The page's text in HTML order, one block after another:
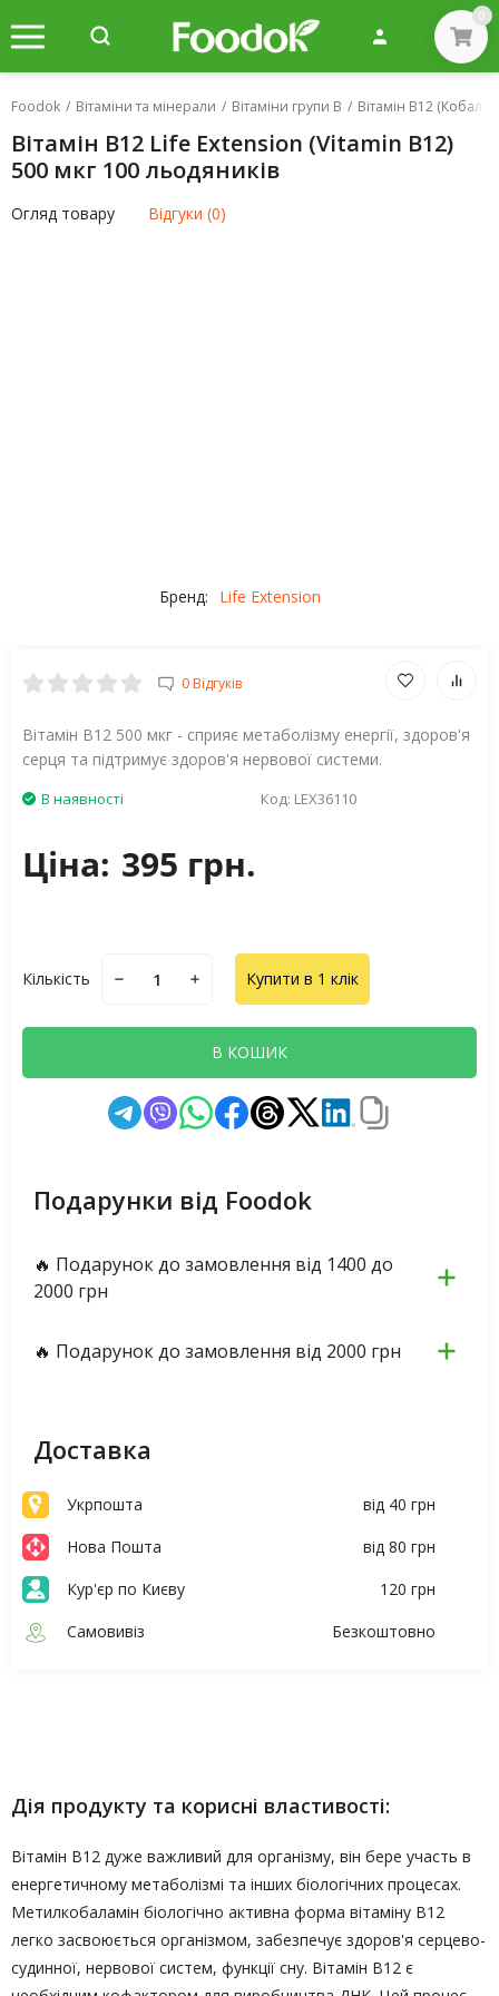
0
Foodok / Вітаміни та мінерали / Вітаміни групи B / Вітамін B12
Вітамін В12 Life Extension (Vitamin B12)
500 мкг 100 льодяників
Огляд товару Відгуки (0)
Бренд: Life Extension
0 Відгуків
Вітамін B12 500 мкг - сприяє метаболізму енергії, здоров'я
серця та підтримує здоров'я нервової системи.
В наявності Код: LEX36110
Ціна: 395 грн.
Кількість Купити в 1 клік
В КОШИК
Подарунки від Foodok
🔥 Подарунок до замовлення від 1400 до
2000 грн
🔥 Подарунок до замовлення від 2000 грн
Доставка
Укрпошта
від 40 грн
Нова Пошта
від 80 грн
Кур'єр по Києву
120 грн
Самовивіз
Безкоштовно
Дія продукту та корисні властивості:
Вітамін B12 дуже важливий для організму, він бере участь в
енергетичному метаболізмі та інших біологічних процесах.
Метилкобаламін біологічно активна форма вітаміну В12
легко засвоюється організмом, забезпечує здоров'я серцево-
судинної, нервової систем, функції сну. Вітамін B12 є